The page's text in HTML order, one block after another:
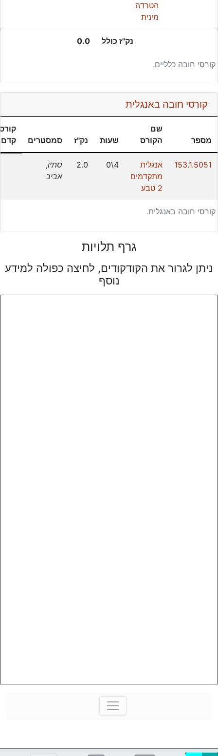
קורסי חובה כלליים.
נק"ז כולל 0.0
הטרדה
מינית
קורסי חובה באנגלית
קורסי חובה באנגלית.
מספר
שם
הקורס
שעות נק"ז סמסטרים
קדם
153.1.5051
אנגלית
מתקדמים
2 טבע
4\0
2.0 סתיו,
אביב
גרף תלויות
ניתן לגרור את הקודקודים, לחיצה כפולה למידע
נוסף